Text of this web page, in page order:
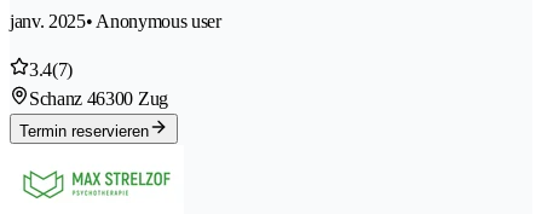
janv. 2025• Anonymous user
3.4(7)
Schanz 46300 Zug
Termin reservieren